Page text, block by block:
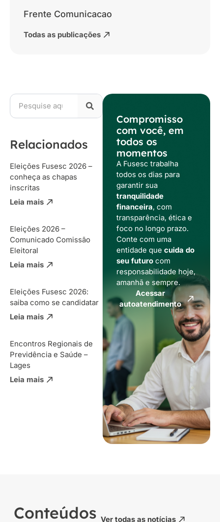
Frente Comunicacao
Todas as publicações
Relacionados
Eleições Fusesc 2026 –
conheça as chapas
inscritas
Leia mais
Eleições 2026 –
Comunicado Comissão
Eleitoral
Leia mais
Eleições Fusesc 2026:
saiba como se candidatar
Leia mais
Encontros Regionais de
Previdência e Saúde –
Lages
Leia mais
Compromisso
com você, em
todos os
momentos
A Fusesc trabalha
todos os dias para
garantir sua
tranquilidade
financeira, com
transparência, ética e
foco no longo prazo.
Conte com uma
entidade que cuida do
seu futurocom
responsabilidade hoje,
amanhã e sempre.
Acessar
autoatendimento
Conteúdos Ver todas as notícias